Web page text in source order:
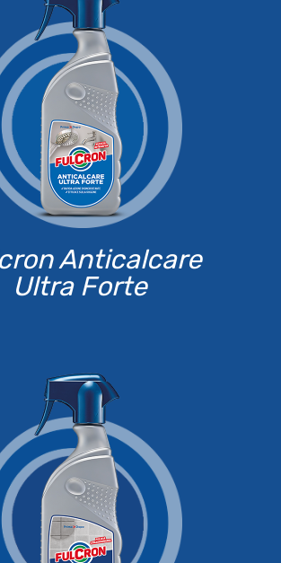
Anticalcare
Ultra Forte